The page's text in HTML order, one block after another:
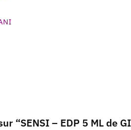
“SENSI – EDP 5 ML de